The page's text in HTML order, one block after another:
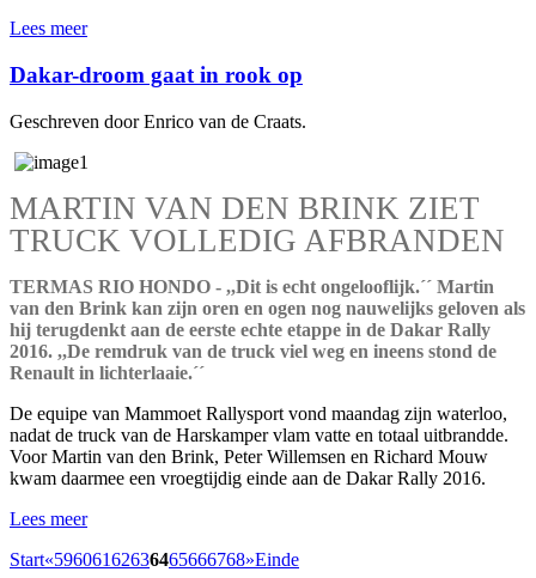
Lees meer
Dakar-droom gaat in rook op
Geschreven door Enrico van de Craats.
MARTIN VAN DEN BRINK ZIET
TRUCK VOLLEDIG AFBRANDEN
TERMAS RIO HONDO - ,,Dit is echt ongelooflijk.´´ Martin
van den Brink kan zijn oren en ogen nog nauwelijks geloven als
hij terugdenkt aan de eerste echte etappe in de Dakar Rally
2016. ,,De remdruk van de truck viel weg en ineens stond de
Renault in lichterlaaie.´´
De equipe van Mammoet Rallysport vond maandag zijn waterloo,
nadat de truck van de Harskamper vlam vatte en totaal uitbrandde.
Voor Martin van den Brink, Peter Willemsen en Richard Mouw
kwam daarmee een vroegtijdig einde aan de Dakar Rally 2016.
Lees meer
Start«59606162636465666768»Einde